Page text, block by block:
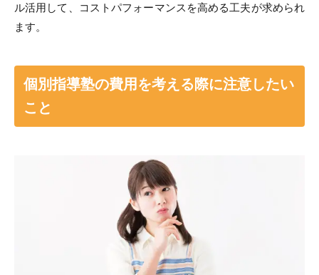
ル活用して、コストパフォーマンスを高める工夫が求められ
ます。
個別指導塾の費用を考える際に注意したい
こと